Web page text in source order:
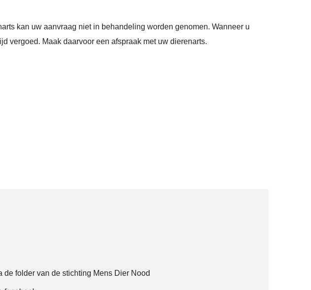
kan uw aanvraag niet in behandeling worden genomen. Wanneer u
vergoed. Maak daarvoor een afspraak met uw dierenarts.
de folder van de stichting Mens Dier Nood